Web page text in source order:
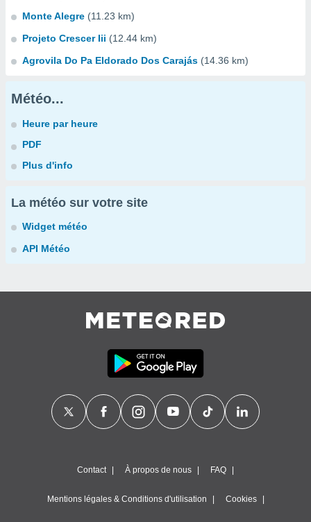
Monte Alegre (11.23 km)
Projeto Crescer Iii (12.44 km)
Agrovila Do Pa Eldorado Dos Carajás (14.36 km)
Météo...
Heure par heure
PDF
Plus d'info
La météo sur votre site
Widget météo
API Météo
Contact À propos de nous FAQ
Mentions légales & Conditions d'utilisation Cookies